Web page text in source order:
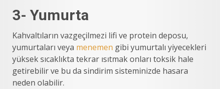
3- Yumurta
Kahvaltıların vazgeçilmezi lifi ve protein deposu,
yumurtaları veya menemen gibi yumurtalı yiyecekleri
yüksek sıcaklıkta tekrar ısıtmak onları toksik hale
getirebilir ve bu da sindirim sisteminizde hasara
neden olabilir.